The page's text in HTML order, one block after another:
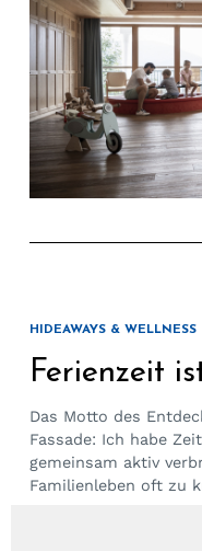
HIDEAWAYS & WELLNESS
Ferienzeit
Das Motto des
Fassade: Ich habe
gemeinsam aktiv
Familienleben oft zu